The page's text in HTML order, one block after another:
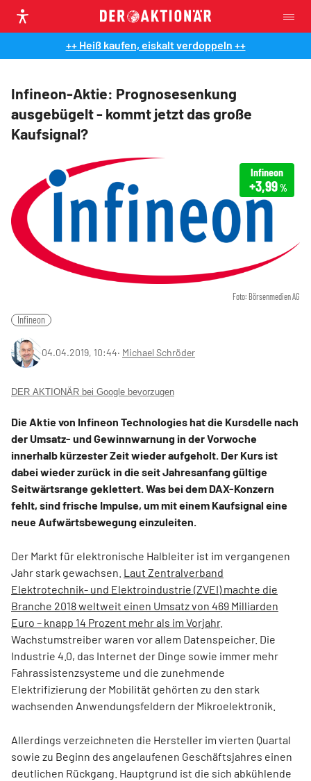
++ Heiß kaufen, eiskalt verdoppeln ++
Infineon-Aktie: Prognosesenkung
ausgebügelt - kommt jetzt das große
Kaufsignal?
Foto: Börsenmedien AG
Infineon
+3,99%
Infineon
04.04.2019, 10:44‧ Michael Schröder
DER AKTIONÄR bei Google bevorzugen
Die Aktie von Infineon Technologies hat die Kursdelle nach
der Umsatz- und Gewinnwarnung in der Vorwoche
innerhalb kürzester Zeit wieder aufgeholt. Der Kurs ist
dabei wieder zurück in die seit Jahresanfang gültige
Seitwärtsrange geklettert. Was bei dem DAX-Konzern
fehlt, sind frische Impulse, um mit einem Kaufsignal eine
neue Aufwärtsbewegung einzuleiten.
Der Markt für elektronische Halbleiter ist im vergangenen
Jahr stark gewachsen. Laut Zentralverband
Elektrotechnik- und Elektroindustrie (ZVEI) machte die
Branche 2018 weltweit einen Umsatz von 469 Milliarden
Euro – knapp 14 Prozent mehr als im Vorjahr.
Wachstumstreiber waren vor allem Datenspeicher. Die
Industrie 4.0, das Internet der Dinge sowie immer mehr
Fahrassistenzsysteme und die zunehmende
Elektrifizierung der Mobilität gehörten zu den stark
wachsenden Anwendungsfeldern der Mikroelektronik.
Allerdings verzeichneten die Hersteller im vierten Quartal
sowie zu Beginn des angelaufenen Geschäftsjahres einen
deutlichen Rückgang. Hauptgrund ist die sich abkühlende